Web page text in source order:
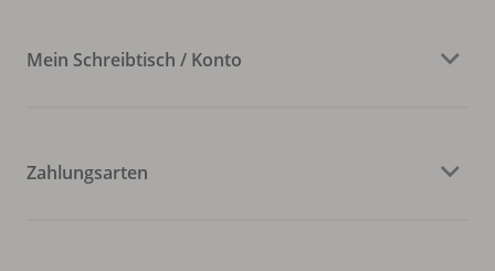
Mein Schreibtisch / Konto
Zahlungsarten